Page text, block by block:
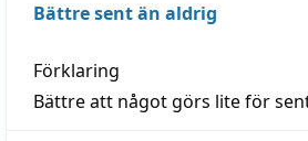
Bättre sent än aldrig
Förklaring
Bättre att något görs lite för